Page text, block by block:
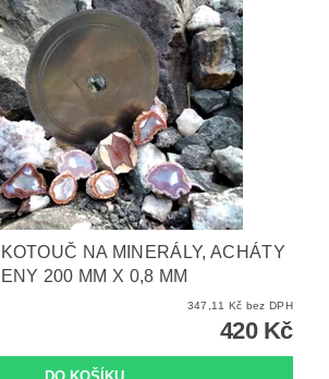
NA MINERÁLY, ACHÁTY
200 MM X 0,8 MM
347,11 Kč bez DPH
420 Kč